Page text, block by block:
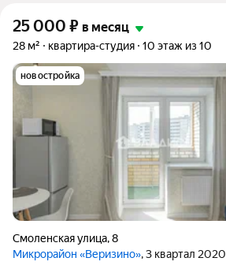
25 000 ₽ в месяц
28 м² квартира-студия 10 этаж из 10
новостройка
Смоленская улица,8
Микрорайон «Веризино», 3 квартал 2020